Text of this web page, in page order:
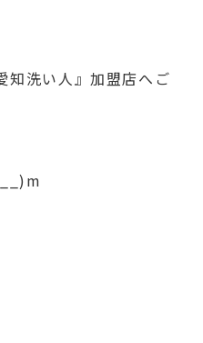
知洗い人』加盟店へご